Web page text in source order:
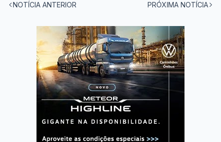
NOTÍCIA ANTERIOR PRÓXIMA NOTÍCIA